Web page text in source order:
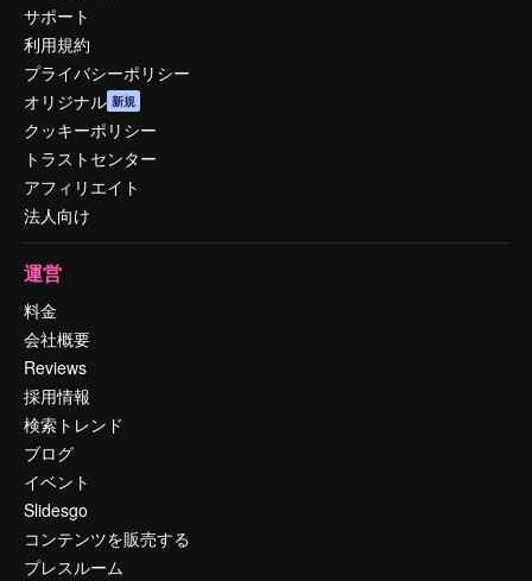
サポート
利用規約
プライバシーポリシー
オリジナル 新規
クッキーポリシー
トラストセンター
アフィリエイト
法人向け
運営
料金
会社概要
Reviews
採用情報
検索トレンド
ブログ
イベント
Slidesgo
コンテンツを販売する
プレスルーム